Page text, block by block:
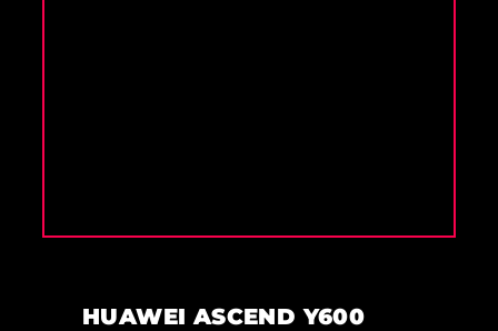
HUAWEI ASCEND Y600